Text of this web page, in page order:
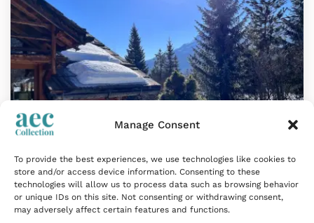
Manage Consent
To provide the best experiences, we use technologies like cookies to
store and/or access device information. Consenting to these
technologies will allow us to process data such as browsing behavior
or unique IDs on this site. Not consenting or withdrawing consent,
may adversely affect certain features and functions.
Appartement 10 personnes avec
hammam et cheminée à Val d’Isère